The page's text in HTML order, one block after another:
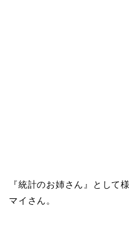
『統計のお姉さん』として
マイさん。